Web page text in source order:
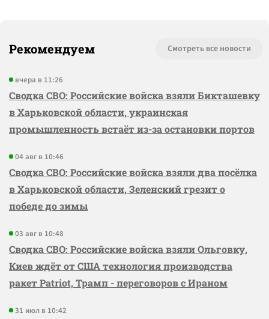
Рекомендуем Смотреть все новости
вчера в 11:26
Сводка СВО: Российские войска взяли Бикташевку
в Харьковской области, украинская
промышленность встаёт из-за остановки портов
04 авг в 10:46
Сводка СВО: Российские войска взяли два посёлка
в Харьковской области, Зеленский грезит о
победе до зимы
03 авг в 10:48
Сводка СВО: Российские войска взяли Ольговку,
Киев ждёт от США технология производства
ракет Patriot, Трамп - переговоров с Ираном
31 июл в 10:42